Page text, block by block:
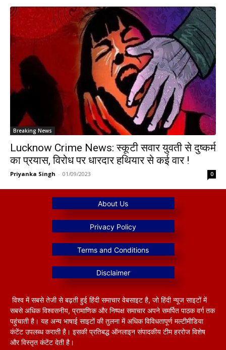
Breaking News
Lucknow Crime News: स्कूटी सवार युवती से दुष्कर्म
का प्रयास, विरोध पर धारदार हथियार से कई वार !
Priyanka Singh - 01/09/2023 0
विश्व में सबसे तेजी से बढ़ती हुई हिंदी समाचार वेबसाइट है, जो हिंदी न्यूज साइटों में
सबसे अधिक विश्वसनीय, प्रामाणिक और निष्पक्ष समाचार अपने समर्पित पाठक वर्ग तक
पहुंचाती है। यह अन्य भाषाई साइटों की तुलना में अधिक विविधतापूर्ण मल्टीमीडिया
कंटेंट उपलब्ध कराती है। इसकी प्रतिबद्ध ऑनलाइन संपादकीय टीम हररोज विशेष
और विस्तृत कंटेंट देती है।